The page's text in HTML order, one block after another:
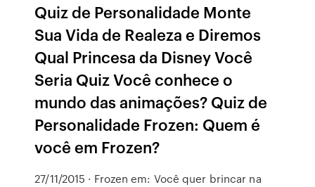
Quiz de Personalidade Monte
Sua Vida de Realeza e Diremos
Qual Princesa da Disney Você
Seria Quiz Você conhece o
mundo das animações? Quiz de
Personalidade Frozen: Quem é
você em Frozen?
27/11/2015 · Frozen em: Você quer brincar na